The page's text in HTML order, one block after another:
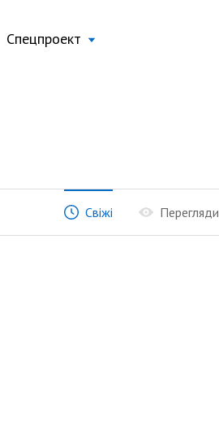
Спецпроект
Свіжі Перегляди